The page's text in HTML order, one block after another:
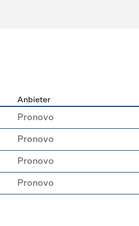
Anbieter
Pronovo
Pronovo
Pronovo
Pronovo